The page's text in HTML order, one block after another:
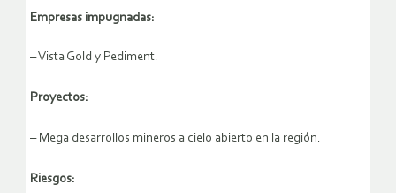
Empresas impugnadas:
– Vista Gold y Pediment.
Proyectos:
– Mega desarrollos mineros a cielo abierto en la región.
Riesgos: